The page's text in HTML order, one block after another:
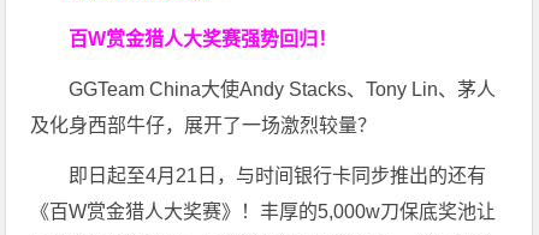
百W赏金猎人大奖赛强势回归！
GGTeam China大使Andy Stacks、Tony Lin、茅人
及化身西部牛仔，展开了一场激烈较量？
即日起至4月21日，与时间银行卡同步推出的还有
《百W赏金猎人大奖赛》！丰厚的5,000w刀保底奖池让